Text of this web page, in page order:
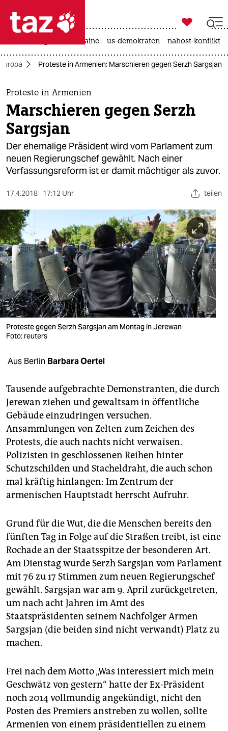
 taz zahl ich
taz zahl ich
themen
politik
öko
gesellschaft
sport
berlin
nord
wahrheit
verlag
verlag
veranstaltungen
shop
unterstützen
abo
genossenschaft
epaper login

taz zahl ich
krieg in der ukraine us-demokraten nahost-konflikt
Europa Proteste in Armenien: Marschieren gegen Serzh Sargsjan
Proteste in Armenien
Marschieren gegen Serzh
Sargsjan
Der ehemalige Präsident wird vom Parlament zum
neuen Regierungschef gewählt. Nach einer
Verfassungsreform ist er damit mächtiger als zuvor.
17.4.2018 17:12 Uhr teilen
Proteste gegen Serzh Sargsjan am Montag in Jerewan
Foto: reuters
Aus Berlin Barbara Oertel
Tausende aufgebrachte Demonstranten, die durch
Jerewan ziehen und gewaltsam in öffentliche
Gebäude einzudringen versuchen.
Ansammlungen von Zelten zum Zeichen des
Protests, die auch nachts nicht verwaisen.
Polizisten in geschlossenen Reihen hinter
Schutzschilden und Stacheldraht, die auch schon
mal kräftig hinlangen: Im Zentrum der
armenischen Hauptstadt herrscht Aufruhr.
Grund für die Wut, die die Menschen bereits den
fünften Tag in Folge auf die Straßen treibt, ist eine
Rochade an der Staatsspitze der besonderen Art.
Am Dienstag wurde Serzh Sargsjan vom Parlament
mit 76 zu 17 Stimmen zum neuen Regierungschef
gewählt. Sargsjan war am 9. April zurückgetreten,
um nach acht Jahren im Amt des
Staatspräsidenten seinem Nachfolger Armen
Sargsjan (die beiden sind nicht verwandt) Platz zu
machen.
Frei nach dem Motto „Was interessiert mich mein
Geschwätz von gestern“ hatte der Ex-Präsident
noch 2014 vollmundig angekündigt, nicht den
Posten des Premiers anstreben zu wollen, sollte
Armenien von einem präsidentiellen zu einem